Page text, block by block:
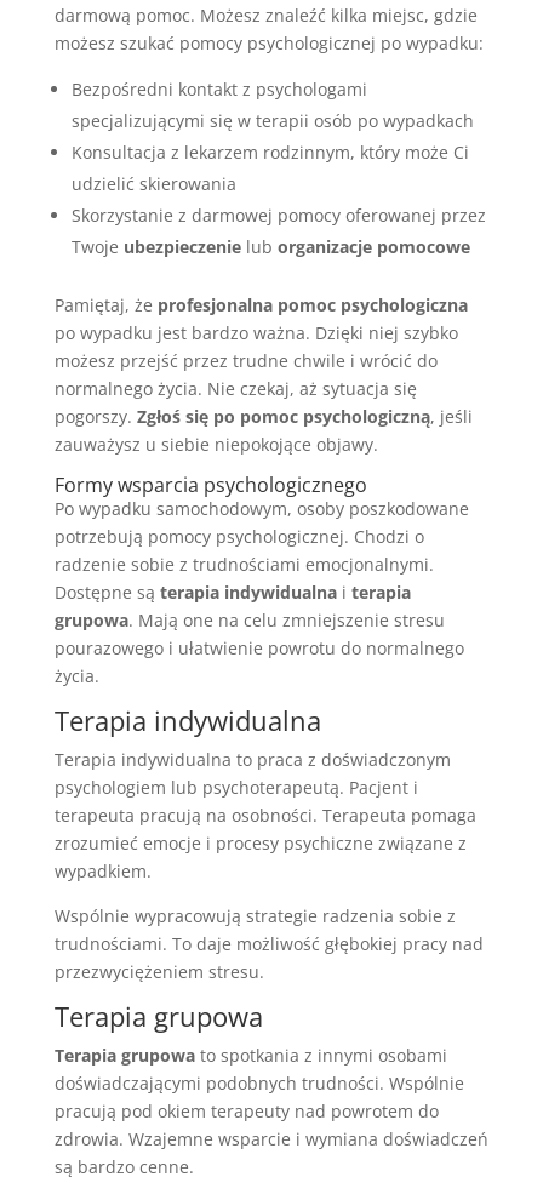
darmową pomoc. Możesz znaleźć kilka miejsc, gdzie
możesz szukać pomocy psychologicznej po wypadku:
Bezpośredni kontakt z psychologami
specjalizującymi się w terapii osób po wypadkach
Konsultacja z lekarzem rodzinnym, który może Ci
udzielić skierowania
Skorzystanie z darmowej pomocy oferowanej przez
Twoje ubezpieczenielub organizacje pomocowe
Pamiętaj, że profesjonalna pomoc psychologiczna
po wypadku jest bardzo ważna. Dzięki niej szybko
możesz przejść przez trudne chwile i wrócić do
normalnego życia. Nie czekaj, aż sytuacja się
pogorszy. Zgłoś się po pomoc psychologiczną, jeśli
zauważysz u siebie niepokojące objawy.
Formy wsparcia psychologicznego
Po wypadku samochodowym, osoby poszkodowane
potrzebują pomocy psychologicznej. Chodzi o
radzenie sobie z trudnościami emocjonalnymi.
Dostępne są terapia indywidualnai terapia
grupowa. Mają one na celu zmniejszenie stresu
pourazowego i ułatwienie powrotu do normalnego
życia.
Terapia indywidualna
Terapia indywidualna to praca z doświadczonym
psychologiem lub psychoterapeutą. Pacjent i
terapeuta pracują na osobności. Terapeuta pomaga
zrozumieć emocje i procesy psychiczne związane z
wypadkiem.
Wspólnie wypracowują strategie radzenia sobie z
trudnościami. To daje możliwość głębokiej pracy nad
przezwyciężeniem stresu.
Terapia grupowa
Terapia grupowato spotkania z innymi osobami
doświadczającymi podobnych trudności. Wspólnie
pracują pod okiem terapeuty nad powrotem do
zdrowia. Wzajemne wsparcie i wymiana doświadczeń
są bardzo cenne.